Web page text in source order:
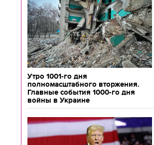
Утро 1001-го дня
полномасштабного вторжения.
Главные события 1000-го дня
войны в Украине